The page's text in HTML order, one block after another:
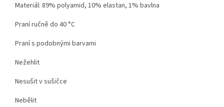
Materiál: 89% polyamid, 10% elastan, 1% bavlna
Praní ručně do 40 °C
Praní s podobnými barvami
Nežehlit
Nesušit v sušičce
Nebělit